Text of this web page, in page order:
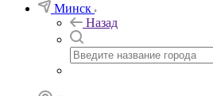
Минск
Назад